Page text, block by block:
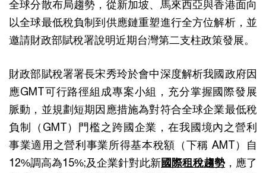
全球分散布局趨勢，從新加坡、馬來西亞與香港面向
以全球最低稅負制到供應鏈重塑進行全方位解析，並
邀請財政部賦稅署說明近期台灣第二支柱政策發展。
財政部賦稅署署長宋秀玲於會中深度解析我國政府因
應GMT可行路徑組成專案小組，充分掌握國際發展
脈動，並規劃短期因應措施為對符合全球企業最低稅
負制（GMT）門檻之跨國企業，在我國境內之營利
事業適用之營利事業所得基本稅額（下稱 AMT）自
12%調高為15%;及企業針對此新國際租稅趨勢 ，應了